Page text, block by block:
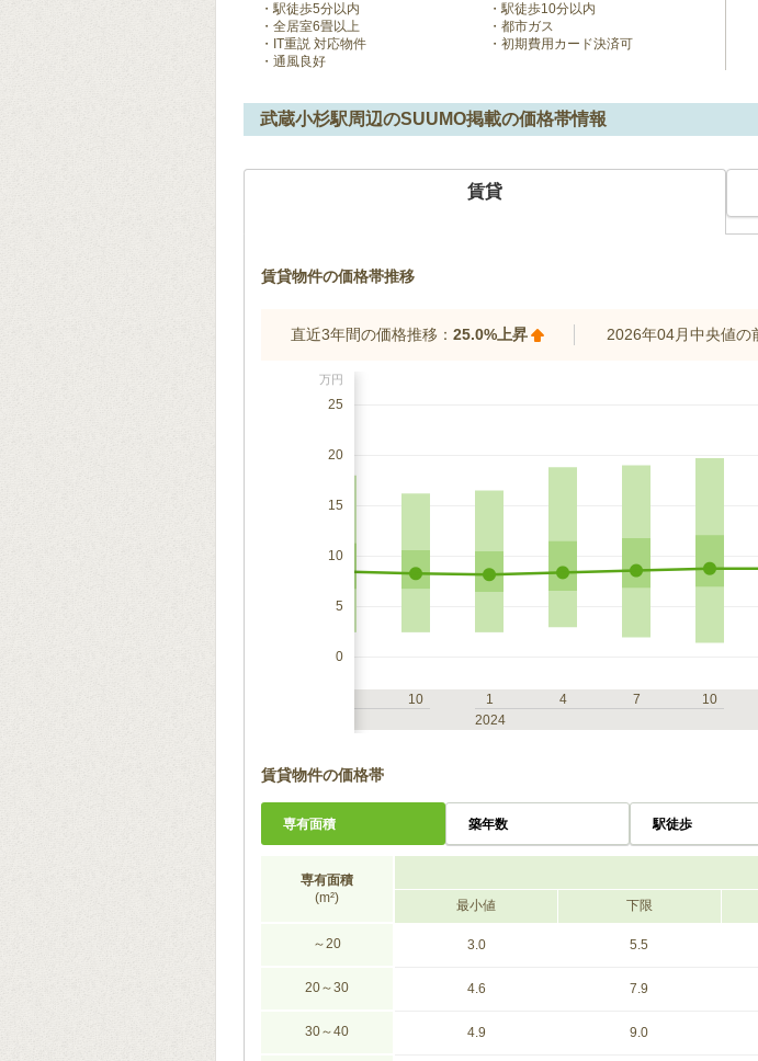
駅徒歩5分以内
駅徒歩10分以内
全居室6畳以上
都市ガス
IT重説 対応物件
初期費用カード決済可
通風良好
武蔵小杉駅周辺のSUUMO掲載の価格帯情報
賃貸
賃貸物件の価格帯推移
直近3年間の価格推移： 25.0%上昇 2026年04月中央値の
万円
25
20
15
10
5
0
10
1 4 7
10
2024
賃貸物件の価格帯
専有面積 築年数 駅徒歩
専有面積
(m²)
最小値 下限
～20 3.0 5.5
20～30 4.6 7.9
30～40 4.9 9.0